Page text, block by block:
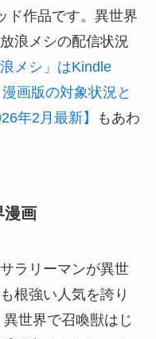
ド作品です。異世界
浪メシの配信状況
浪メシ」はKindle
画版の対象状況と
年2月最新】
もあわ
漫画
ラリーマンが異世
根強い人気を誇り
世界で召喚獣はじ